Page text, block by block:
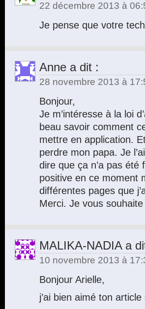
22 décembre 2013 à
Je pense que votre
Anne a dit :
28 novembre 2013 à
Bonjour,
Je m’intéresse à la loi
beau savoir comment
mettre en application.
perdre mon papa. Je
dire que ça n’a pas
positive en ce moment
différentes pages que
Merci. Je vous
MALIKA-NADIAa
10 novembre 2013 à
Bonjour Arielle,
j’ai bien aimé ton